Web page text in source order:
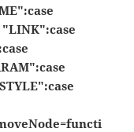
"LINK":case